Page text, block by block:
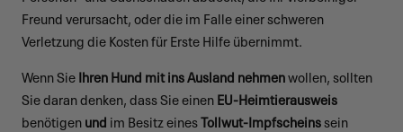
Freund verursacht, oder die im Falle einer schweren
Verletzung die Kosten für Erste Hilfe übernimmt.
Wenn SieIhren Hund mit ins Ausland nehmenwollen, sollten
Sie daran denken, dass Sie einenEU-Heimtierausweis
benötigenund im Besitz einesTollwut-Impfscheinssein